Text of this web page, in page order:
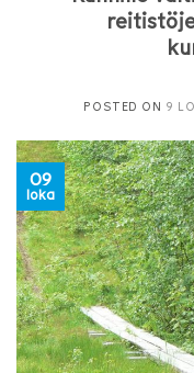
POSTED ON 9
09
loka